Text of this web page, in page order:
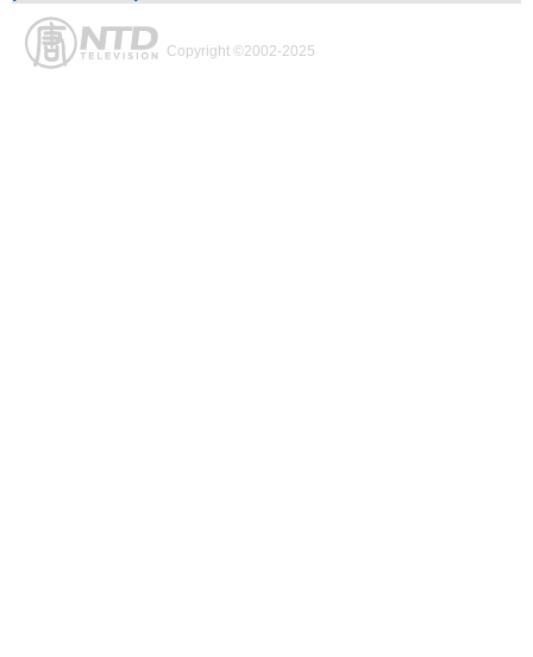
Copyright ©2002-2025